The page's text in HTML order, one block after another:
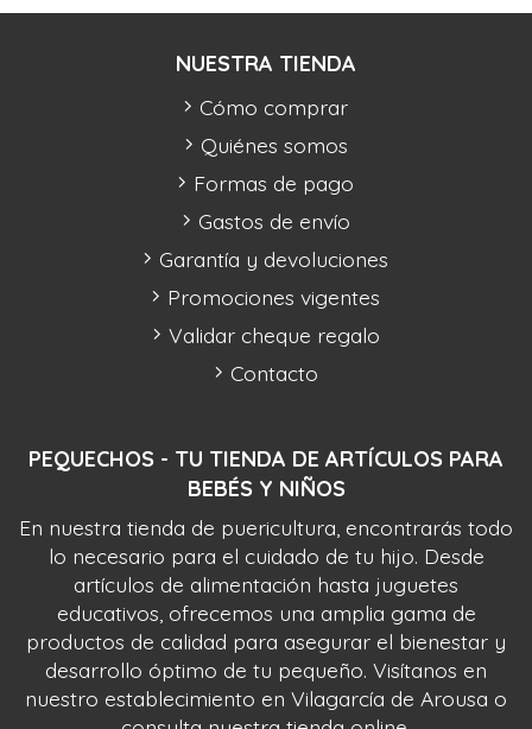
PEQUECHOS - TU TIENDA DE ARTÍCULOS PARA
BEBÉS Y NIÑOS
En nuestra tienda de puericultura, encontrarás todo
lo necesario para el cuidado de tu hijo. Desde
artículos de alimentación hasta juguetes
educativos, ofrecemos una amplia gama de
productos de calidad para asegurar el bienestar y
desarrollo óptimo de tu pequeño. Visítanos en
nuestro establecimiento en Vilagarcía de Arousa o
NUESTRA TIENDA
Cómo comprar
Quiénes somos
Formas de pago
Gastos de envío
Garantía y devoluciones
Promociones vigentes
Validar cheque regalo
Contacto